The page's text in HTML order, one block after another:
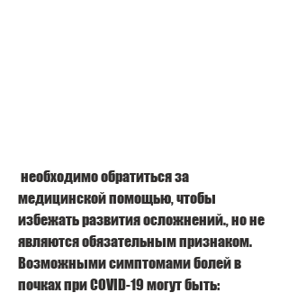
медицинской помощью, чтобы
избежать развития осложнений., но не
являются обязательным признаком.
Возможными симптомами болей в
почках при COVID-19 могут быть: